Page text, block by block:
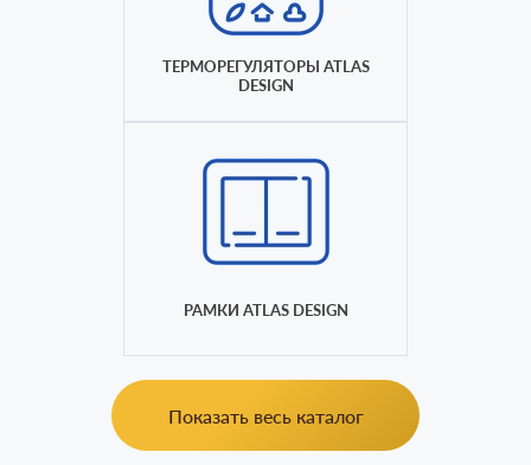
ТЕРМОРЕГУЛЯТОРЫ ATLAS
DESIGN
РАМКИ ATLAS DESIGN
Показать весь каталог